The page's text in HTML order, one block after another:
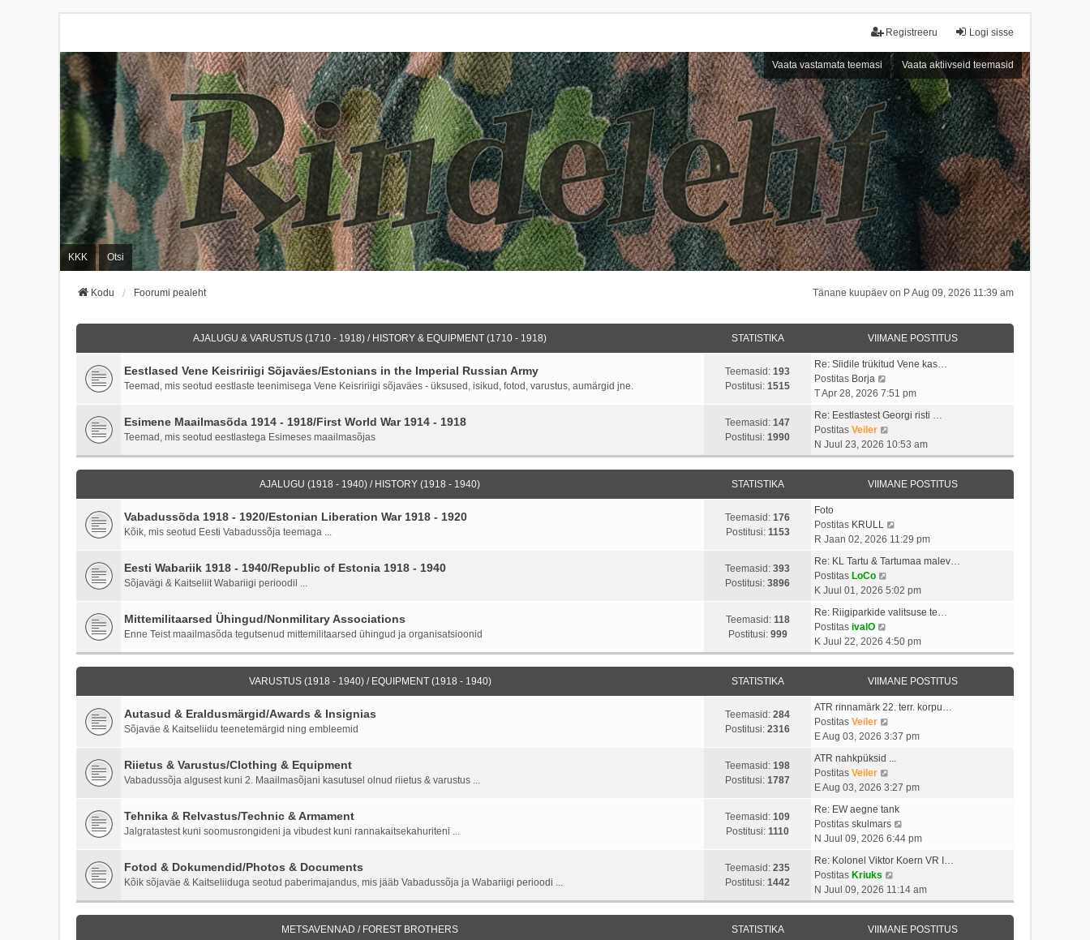
Logi sisse
Registreeru
Vaata vastamata teemasi Vaata aktiivseid teemasid
KKK Otsi
Tänane kuupäev on P Aug 09, 2026 11:39 am
Kodu Foorumi pealeht
AJALUGU & VARUSTUS (1710 - 1918) / HISTORY & EQUIPMENT (1710 - 1918) STATISTIKA VIIMANE POSTITUS
Eestlased Vene Keisririigi Sõjaväes/Estonians in the Imperial Russian Army
Teemad, mis seotud eestlaste teenimisega Vene Keisririigi sõjaväes - üksused, isikud, fotod, varustus, aumärgid jne.
Teemasid: 193
Postitusi: 1515
Re: Siidile trükitud Vene kas…
Postitas Borja
a
t
a
v
i
s
o
t
i
u
s
t
T Apr 28, 2026 7:51 pm
Esimene Maailmasõda 1914 - 1918/First World War 1914 - 1918
Teemad, mis seotud eestlastega Esimeses maailmasõjas
Teemasid: 147
Postitusi: 1990
Re: Eestlastest Georgi risti …
Postitas Veiler
a
a
t
a
v
i
m
a
t
o
t
t
s
N Juul 23, 2026 10:53 am
AJALUGU (1918 - 1940) / HISTORY (1918 - 1940) STATISTIKA VIIMANE POSTITUS
Vabadussõda 1918 - 1920/Estonian Liberation War 1918 - 1920
Kõik, mis seotud Eesti Vabadussõja teemaga ...
Teemasid: 176
Postitusi: 1153
Foto
Postitas KRULL
a
t
v
i
m
a
s
t
p
o
t
u
t
R Jaan 02, 2026 11:29 pm
Eesti Wabariik 1918 - 1940/Republic of Estonia 1918 - 1940
Sõjavägi & Kaitseliit Wabariigi perioodil ...
Teemasid: 393
Postitusi: 3896
Re: KL Tartu & Tartumaa malev…
Postitas LoCo
a
t
v
i
a
s
t
o
s
t
i
t
u
t
K Juul 01, 2026 5:02 pm
Mittemilitaarsed Ühingud/Nonmilitary Associations
Enne Teist maailmasõda tegutsenud mittemilitaarsed ühingud ja organisatsioonid
Teemasid: 118
Postitusi: 999
Re: Riigiparkide valitsuse te…
Postitas ivalO
a
a
t
a
v
i
i
m
s
t
o
s
t
i
t
u
s
t
K Juul 22, 2026 4:50 pm
VARUSTUS (1918 - 1940) / EQUIPMENT (1918 - 1940) STATISTIKA VIIMANE POSTITUS
Autasud & Eraldusmärgid/Awards & Insignias
Sõjaväe & Kaitseliidu teenetemärgid ning embleemid
Teemasid: 284
Postitusi: 2316
ATR rinnamärk 22. terr. korpu…
Postitas Veiler
a
t
v
i
i
m
s
t
p
s
E Aug 03, 2026 3:37 pm
Riietus & Varustus/Clothing & Equipment
Vabadussõja algusest kuni 2. Maailmasõjani kasutusel olnud riietus & varustus ...
Teemasid: 198
Postitusi: 1787
ATR nahkpüksid ...
Postitas Veiler
a
t
a
v
i
i
m
a
s
t
E Aug 03, 2026 3:27 pm
Tehnika & Relvastus/Technic & Armament
Jalgratastest kuni soomusrongideni ja vibudest kuni rannakaitsekahuriteni ...
Teemasid: 109
Postitusi: 1110
Re: EW aegne tank
Postitas skulmars
a
t
v
i
N Juul 09, 2026 6:44 pm
Fotod & Dokumendid/Photos & Documents
Kõik sõjaväe & Kaitseliiduga seotud paberimajandus, mis jääb Vabadussõja ja Wabariigi perioodi ...
Teemasid: 235
Postitusi: 1442
Re: Kolonel Viktor Koern VR I…
Postitas Kriuks
a
a
t
a
N Juul 09, 2026 11:14 am
METSAVENNAD / FOREST BROTHERS STATISTIKA VIIMANE POSTITUS